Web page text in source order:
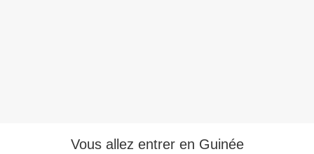
Vous allez entrer en Guinée